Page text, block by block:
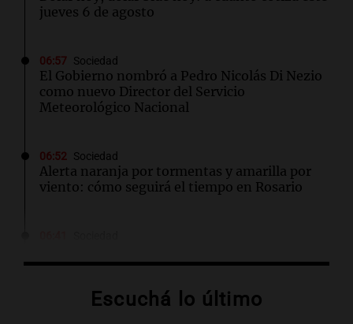
jueves 6 de agosto
06:57 Sociedad
El Gobierno nombró a Pedro Nicolás Di Nezio
como nuevo Director del Servicio
Meteorológico Nacional
06:52 Sociedad
Alerta naranja por tormentas y amarilla por
viento: cómo seguirá el tiempo en Rosario
Facundo Moyano: "Tengo errores como
Escuchá lo último